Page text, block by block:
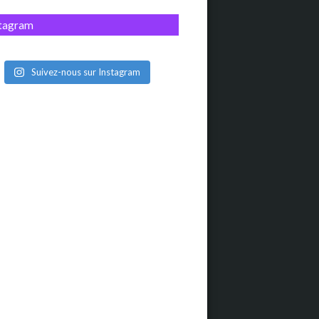
Suivez-nous sur Instagram